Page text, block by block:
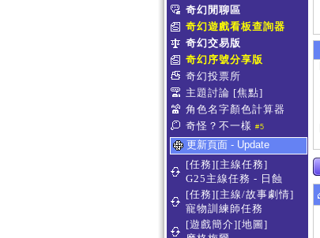
奇幻閒聊區
奇幻遊戲看板查詢器
奇幻交易版
奇幻序號分享版
奇幻投票所
主題討論 [焦點]
角色名字顏色計算器
奇怪？不一樣 #5
更新頁面 - Update
[任務][主線任務]
G25主線任務 - 日蝕
[任務][主線/故事劇情]
寵物訓練師任務
[遊戲簡介][地圖]